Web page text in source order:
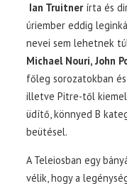
Ian Truitnerírta és
úriember eddig
nevei sem lehetnek
Michael Nouri, John
főleg sorozatokban
illetve Pitre-től
üdítő, könnyed B
beütésel.
A Teleiosban egy
vélik, hogy a